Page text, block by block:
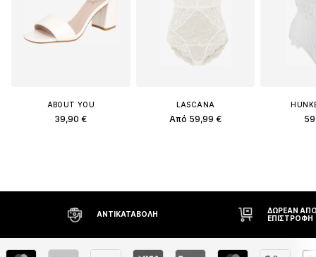
ABOUT YOU
39,90 €
LASCANA
Από 59,99 €
ΑΝΤΙΚΑΤΑΒΟΛΉ
ΔΩΡΕΆΝ ΑΠΟΣΤΟΛΉ* ΚΑΙ
ΕΠΙΣΤΡΟΦΉ